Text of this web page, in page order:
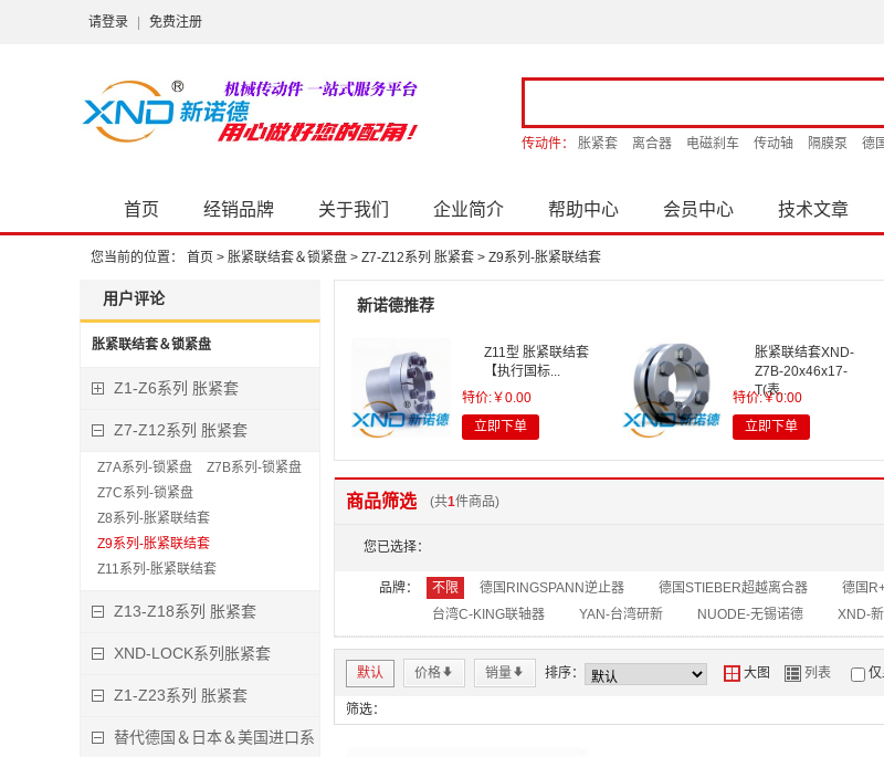
请登录 免费注册
传动件： 胀紧套 离合器 电磁刹车 传动轴 隔膜泵 德
首页 经销品牌 关于我们 企业简介 帮助中心 会员中心 技术文章
您当前的位置： 首页 > 胀紧联结套＆锁紧盘 > Z7-Z12系列 胀紧套 > Z9系列-胀紧联结套
用户评论
胀紧联结套＆锁紧盘
Z1-Z6系列 胀紧套
Z7-Z12系列 胀紧套
Z7A系列-锁紧盘
Z7B系列-锁紧盘
Z7C系列-锁紧盘
Z8系列-胀紧联结套
Z9系列-胀紧联结套
Z11系列-胀紧联结套
Z13-Z18系列 胀紧套
XND-LOCK系列胀紧套
Z1-Z23系列 胀紧套
替代德国＆日本＆美国进口系
新诺德推荐
Z11型 胀紧联结套
【执行国标...
特价:￥0.00
立即下单
胀紧联结套XND-
Z7B-20x46x17-
T(表...
特价:￥0.00
立即下单
商品筛选 (共1件商品)
您已选择：
品牌： 不限 德国RINGSPANN逆止器 德国STIEBER超越离合器 德国
台湾C-KING联轴器
YAN-台湾研新 NUODE-无锡诺德 XND-
默认 价格* 销量* 排序： Y 大图 Z 列表
筛选：